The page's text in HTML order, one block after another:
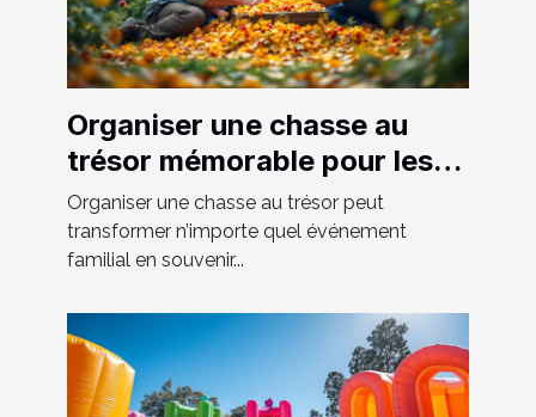
Organiser une chasse au
trésor mémorable pour les
événements familiaux
Organiser une chasse au trésor peut
transformer n’importe quel événement
familial en souvenir...